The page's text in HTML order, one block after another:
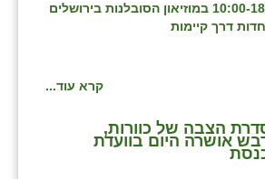
יתקיים ב-13/2, 10:00-18:00 במוזיאון הסובלנות בירושלים
דרך קיימות
קרא עוד...
הצבה של כוורות,
אושרה היום בוועדת